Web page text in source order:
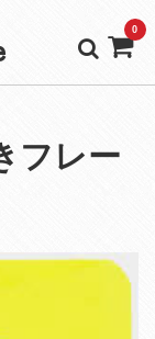
0
フレー